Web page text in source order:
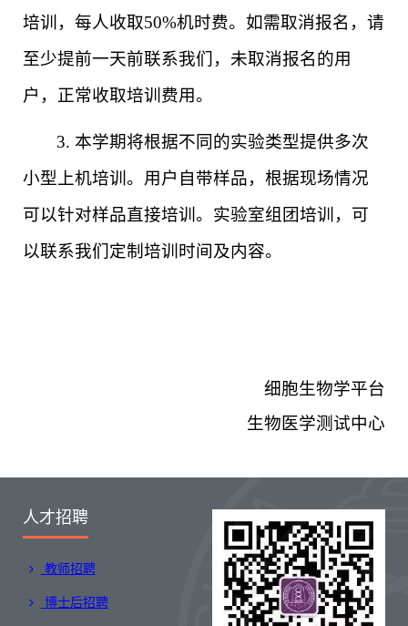
培训，每人收取50%机时费。如需取消报名，请
至少提前一天前联系我们，未取消报名的用
户，正常收取培训费用。
3. 本学期将根据不同的实验类型提供多次
小型上机培训。用户自带样品，根据现场情况
可以针对样品直接培训。实验室组团培训，可
以联系我们定制培训时间及内容。
细胞生物学平台
生物医学测试中心
人才招聘
教师招聘
博士后招聘